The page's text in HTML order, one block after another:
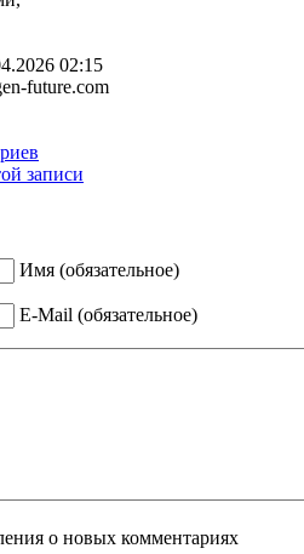
02:15
future.com
записи
Имя (обязательное)
E-Mail (обязательное)
о новых комментариях